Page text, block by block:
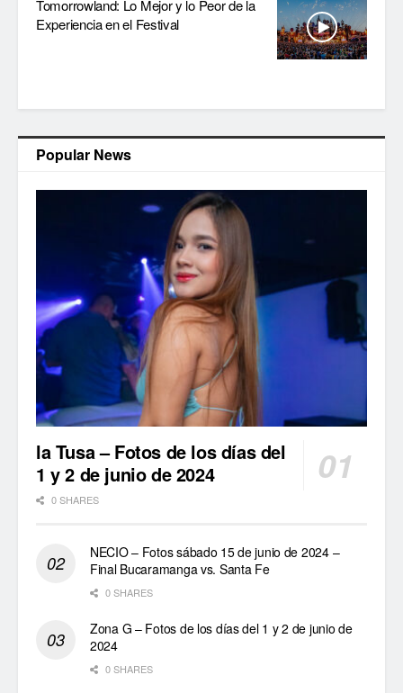
Tomorrowland: Lo Mejor y lo Peor de la
Experiencia en el Festival
Popular News
la Tusa – Fotos de los días del
1 y 2 de junio de 2024
0 SHARES
NECIO – Fotos sábado 15 de junio de 2024 –
Final Bucaramanga vs. Santa Fe
0 SHARES
Zona G – Fotos de los días del 1 y 2 de junio de
2024
0 SHARES